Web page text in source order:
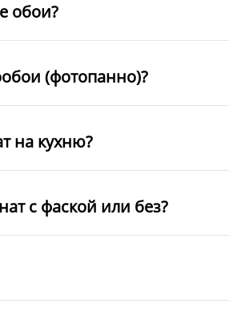
обои?
(фотопанно)?
на кухню?
с фаской или без?